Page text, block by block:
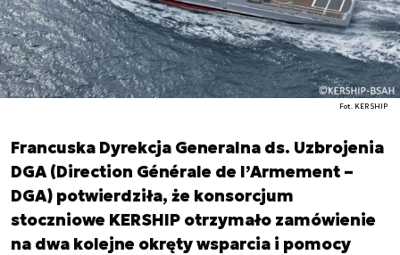
Fot. KERSHIP
Francuska Dyrekcja Generalna ds. Uzbrojenia
DGA (Direction Générale de l’Armement –
DGA) potwierdziła, że konsorcjum
stoczniowe KERSHIP otrzymało zamówienie
na dwa kolejne okręty wsparcia i pomocy